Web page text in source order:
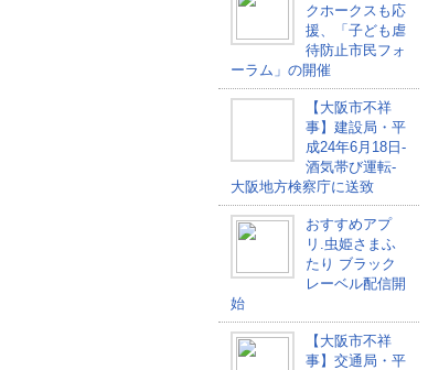
クホークスも応
援、「子ども虐
待防止市民フォ
ーラム」の開催
【大阪市不祥
事】建設局・平
成24年6月18日-
酒気帯び運転-
大阪地方検察庁に送致
おすすめアプ
リ.虫姫さまふ
たり ブラック
レーベル配信開
始
【大阪市不祥
事】交通局・平